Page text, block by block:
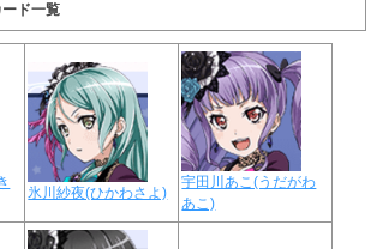
ド一覧
氷川紗夜(ひかわさよ)
宇田川あこ(うだがわ
あこ)